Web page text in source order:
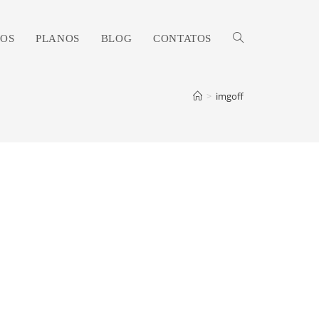
PLANOS BLOG CONTATOS ALTERNAR
> imgoff